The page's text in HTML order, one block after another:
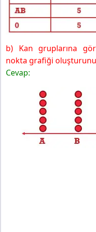
Örnek 11
6. Sınıf Matematik
Yayınları
Örnek 13
Örnek 14
b) Kan gruplarına
nokta grafiği
Cevap: